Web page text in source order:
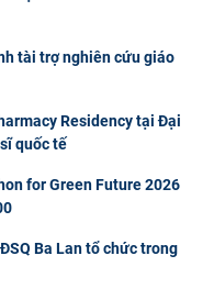
tài trợ nghiên cứu giáo
Residency tại Đại
quốc tế
for Green Future 2026
Ba Lan tổ chức trong